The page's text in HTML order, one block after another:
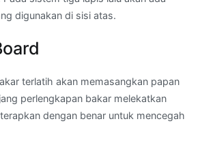
digunakan di sisi atas.
terlatih akan memasangkan papan
perlengkapan bakar melekatkan
dengan benar untuk mencegah